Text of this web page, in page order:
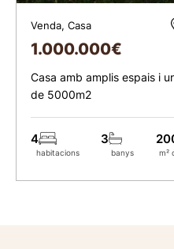
Venda, Casa
1.000.000€
Casa amb amplis espais i
de 5000m2
4
habitacions
3
banys m²